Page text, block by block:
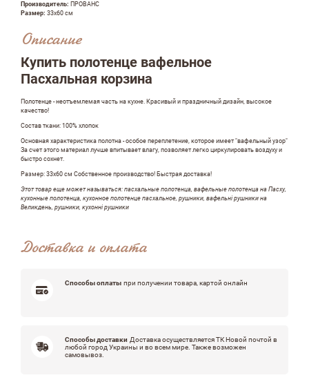
Производитель: ПРОВАНС
Размер: 33х60 см
Описание
Купить полотенце вафельное
Пасхальная корзина
Полотенце - неотъемлемая часть на кухне. Красивый и праздничный дизайн, высокое
качество!
Состав ткани: 100% хлопок
Основная характеристика полотна - особое переплетение, которое имеет "вафельный узор"
За счет этого материал лучше впитывает влагу, позволяет легко циркулировать воздуху и
быстро сохнет.
Размер: 33х60 см Собственное производство! Быстрая доставка!
Этот товар еще может называться: пасхальные полотенца, вафельные полотенца на Пасху,
кухонные полотенца, кухонное полотенце пасхальное, рушники, вафельні рушники на
Великдень, рушники, кухонні рушники
Доставка и оплата
Способы оплаты при получении товара, картой онлайн
Способы доставки Доставка осуществляется ТК Новой почтой в
любой город Украины и во всем мире. Также возможен
самовывоз.
Оставить отзыв
email
Комментарий
Достоинства